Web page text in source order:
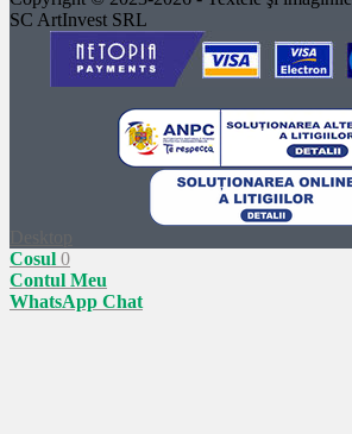
SC ArtInvest SRL
Cosul 0
Contul Meu
WhatsApp Chat